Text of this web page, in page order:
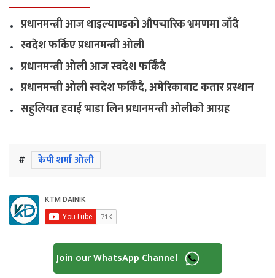
. प्रधानमन्त्री आज थाइल्याण्डको औपचारिक भ्रमणमा जाँदै
. स्वदेश फर्किए प्रधानमन्त्री ओली
. प्रधानमन्त्री ओली आज स्वदेश फर्किँदै
. प्रधानमन्त्री ओली स्वदेश फर्किँदै, अमेरिकाबाट कतार प्रस्थान
. सहुलियत हवाई भाडा लिन प्रधानमन्त्री ओलीको आग्रह
# केपी शर्मा ओली
Join our WhatsApp Channel